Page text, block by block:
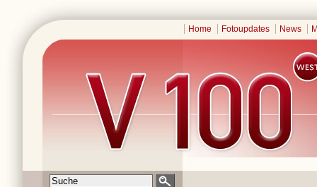
Home Fotoupdates News